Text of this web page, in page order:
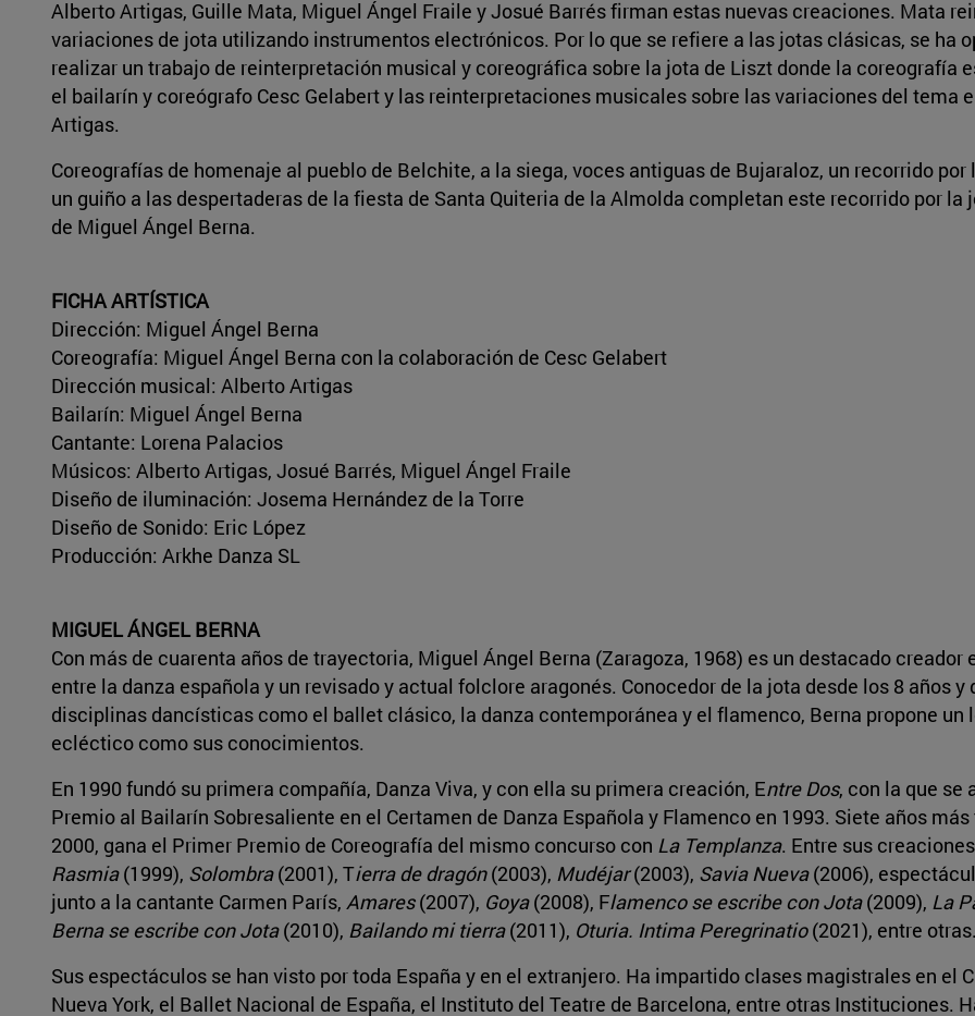
Alberto Artigas, Guille Mata, Miguel Ángel Fraile y Josué Barrés firman estas nuevas creaciones. Mata
variaciones de jota utilizando instrumentos electrónicos. Por lo que se refiere a las jotas clásicas, se ha
realizar un trabajo de reinterpretación musical y coreográfica sobre la jota de Liszt donde la coreografía
el bailarín y coreógrafo Cesc Gelabert y las reinterpretaciones musicales sobre las variaciones del tema
Artigas.
Coreografías de homenaje al pueblo de Belchite, a la siega, voces antiguas de Bujaraloz, un recorrido por
un guiño a las despertaderas de la fiesta de Santa Quiteria de la Almolda completan este recorrido por la
de Miguel Ángel Berna.
FICHA ARTÍSTICA
Dirección: Miguel Ángel Berna
Coreografía: Miguel Ángel Berna con la colaboración de Cesc Gelabert
Dirección musical: Alberto Artigas
Bailarín: Miguel Ángel Berna
Cantante: Lorena Palacios
Músicos: Alberto Artigas, Josué Barrés, Miguel Ángel Fraile
Diseño de iluminación: Josema Hernández de la Torre
Diseño de Sonido: Eric López
Producción: Arkhe Danza SL
MIGUEL ÁNGEL BERNA
Con más de cuarenta años de trayectoria, Miguel Ángel Berna (Zaragoza, 1968) es un destacado creador
entre la danza española y un revisado y actual folclore aragonés. Conocedor de la jota desde los 8 años y
disciplinas dancísticas como el ballet clásico, la danza contemporánea y el flamenco, Berna propone un
ecléctico como sus conocimientos.
En 1990 fundó su primera compañía, Danza Viva, y con ella su primera creación, Entre Dos, con la que se
Premio al Bailarín Sobresaliente en el Certamen de Danza Española y Flamenco en 1993. Siete años más
2000, gana el Primer Premio de Coreografía del mismo concurso con La Templanza. Entre sus
Rasmia(1999), Solombra(2001), Tierra de dragón(2003), Mudéjar(2003), Savia Nueva(2006),
junto a la cantante Carmen París, Amares(2007), Goya(2008), Flamenco se escribe con Jota(2009), La
Berna se escribe con Jota(2010), Bailando mi tierra(2011), Oturia. Intima Peregrinatio(2021), entre
Sus espectáculos se han visto por toda España y en el extranjero. Ha impartido clases magistrales en el
Nueva York, el Ballet Nacional de España, el Instituto del Teatre de Barcelona, entre otras Instituciones.